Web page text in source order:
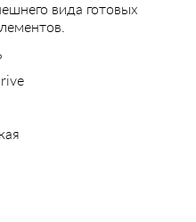
вида готовых